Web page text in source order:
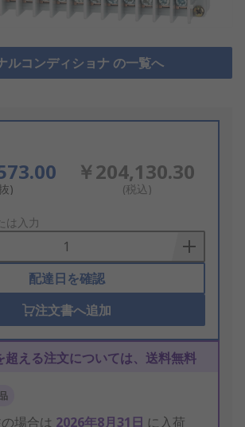
ルコンディショナ の一覧へ
)
￥204,130.30
(税込)
は入力
配達日を確認
注文書へ追加
超える注文については、送料無料
場合は 2026年8月31日 に入荷